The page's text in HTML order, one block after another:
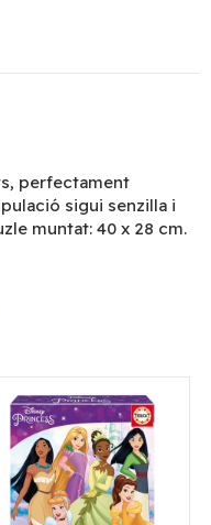
perfectament
sigui senzilla i
muntat: 40 x 28 cm.